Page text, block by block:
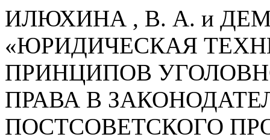
ИЛЮХИНА , В. А. и
«ЮРИДИЧЕСКАЯ
ПРИНЦИПОВ
ПРАВА В
ПОСТСОВЕТСКОГО